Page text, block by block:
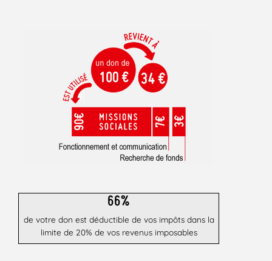
66%
de votre don est déductible de vos impôts dans la
limite de 20% de vos revenus imposables